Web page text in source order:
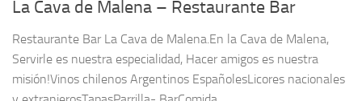
La Cava de Malena – Restaurante Bar
Restaurante Bar La Cava de Malena.En la Cava de Malena,
Servirle es nuestra especialidad, Hacer amigos es nuestra
misión!Vinos chilenos Argentinos EspañolesLicores nacionales